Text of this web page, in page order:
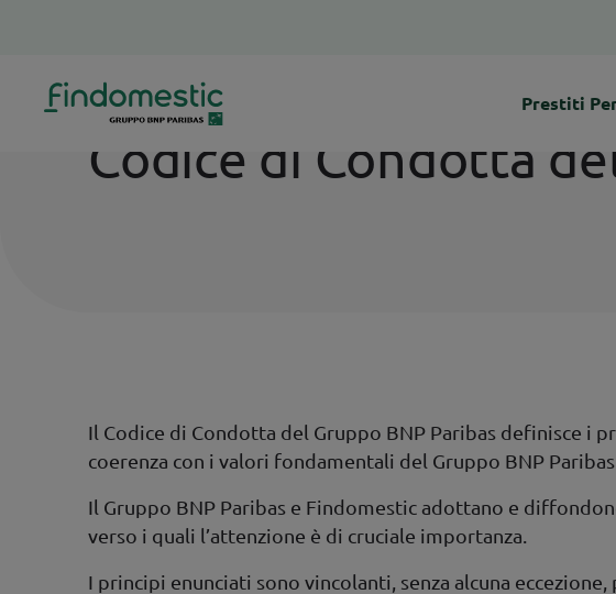
Prestiti
Codice di Condotta
Il Codice di Condotta del Gruppo BNP Paribas definisce i
coerenza con i valori fondamentali del Gruppo BNP
Il Gruppo BNP Paribas e Findomestic adottano e
verso i quali l’attenzione è di cruciale importanza.
I principi enunciati sono vincolanti, senza alcuna